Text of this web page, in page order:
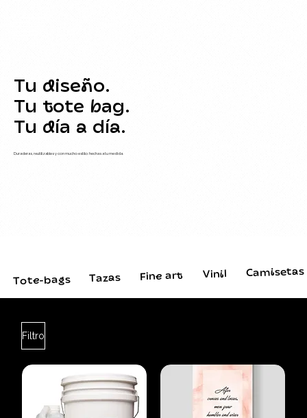
Duraderas, reutilizables y con mucho estilo: hechas a tu medida.
Tu diseño.
Tu tote bag.
Tu día a día.
Filtro
Tote-bags Tazas Fine art Vinil Camisetas